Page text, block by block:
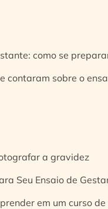
como se
contaram sobre o
a gravidez
Seu Ensaio de
em um curso